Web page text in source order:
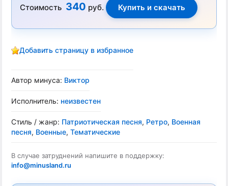
Стоимость 340 руб.
Добавить страницу в избранное
Автор минуса: Виктор
Исполнитель: неизвестен
Стиль / жанр: Патриотическая песня, Ретро, Военная
песня, Военные, Тематические
В случае затруднений напишите в поддержку:
info@minusland.ru